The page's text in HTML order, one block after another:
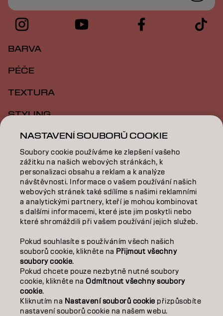
BARVA
PÉČE
TEXTURA
STYLING
INSPIRACE
VZDĚLÁVÁNÍ
O NÁS
SALON FINDER
STAŇTE SE PARTNEREM
KONTAKTUJTE NÁS
KontaktZásady ochrany osobních údajů
Zásady používání souborů cookie
PřístupnostZávazek k udržitelnosti
NASTAVENÍ SOUBORŮ COOKIE
Soubory cookie používáme ke zlepšení vašeho
zážitku na našich webových stránkách, k
personalizaci obsahu a reklam a k analýze
návštěvnosti. Informace o vašem používání našich
webových stránek také sdílíme s našimi reklamními
a analytickými partnery, kteří je mohou kombinovat
s dalšími informacemi, které jste jim poskytli nebo
které shromáždili při vašem používání jejich služeb.
Pokud souhlasíte s používáním všech našich
souborů cookie, klikněte na Přijmout všechny
soubory cookie.
Pokud chcete pouze nezbytně nutné soubory
cookie, klikněte naOdmítnout všechny soubory
cookie.
Kliknutím na Nastavení souborů cookie přizpůsobíte
nastavení souborů cookie na našem webu.